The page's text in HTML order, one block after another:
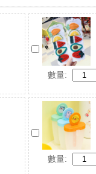
數量:
數量: